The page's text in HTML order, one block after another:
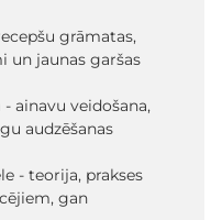
grāmatas,
un jaunas garšas
ainavu veidošana,
audzēšanas
- teorija, prakses
gan